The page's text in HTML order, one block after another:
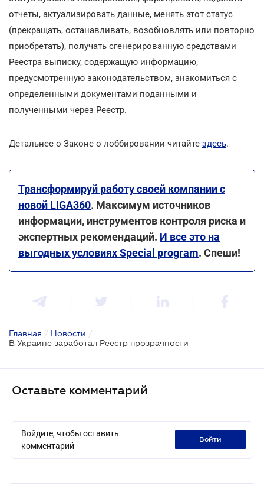
отчеты, актуализировать данные, менять этот статус
(прекращать, останавливать, возобновлять или повторно
приобретать), получать сгенерированную средствами
Реестра выписку, содержащую информацию,
предусмотренную законодательством, знакомиться с
определенными документами поданными и
полученными через Реестр.
Детальнее о Законе о лоббировании читайте здесь.
Трансформируй работу своей компании с
новой LIGA360. Максимум источников
информации, инструментов контроля риска и
экспертных рекомендаций. И все это на
выгодных условиях Special program. Спеши!
Главная / Новости /
В Украине заработал Реестр прозрачности
Оставьте комментарий
Войдите, чтобы оставить
комментарий
войти